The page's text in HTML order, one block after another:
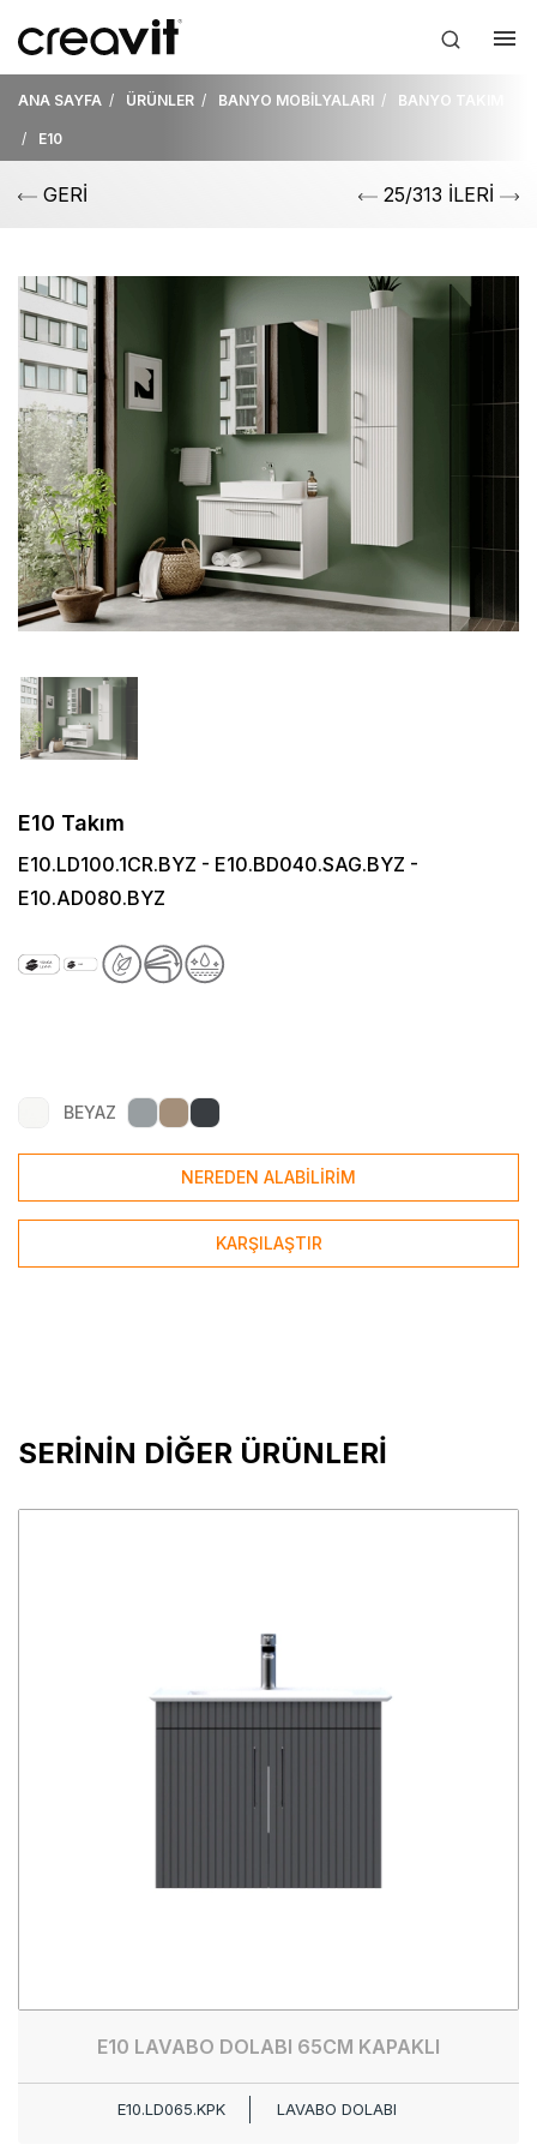
ANA SAYFA ÜRÜNLER BANYO MOBİLYALARI BANYO TAKIM
E10
GERİ 25/313 İLERİ
E10 Takım
E10.LD100.1CR.BYZ - E10.BD040.SAG.BYZ -
E10.AD080.BYZ
BEYAZ
NEREDEN ALABİLİRİM
KARŞILAŞTIR
SERİNİN DİĞER ÜRÜNLERİ
E10 LAVABO DOLABI 65CM KAPAKLI
E10.LD065.KPK LAVABO DOLABI